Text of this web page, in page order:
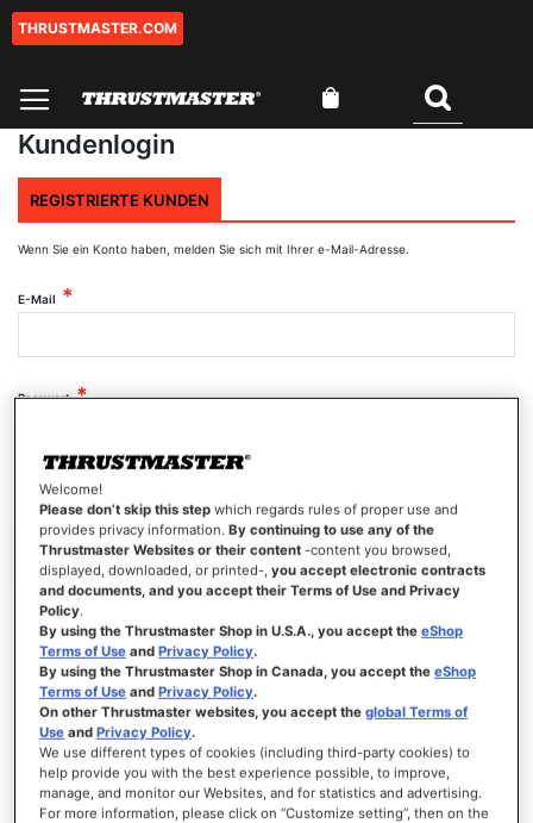
Zum
THRUSTMASTER.COM
Mein Warenkorb
Kundenlogin
REGISTRIERTE KUNDEN
Wenn Sie ein Konto haben, melden Sie sich mit Ihrer e-Mail-Adresse.
E-Mail
Passwort
Passwort anzeigen
ANMELDEN
Passwort vergessen?
NEUE KUNDEN
Welcome!
Please don’t skip this step which regards rules of proper use and
provides privacy information.By continuing to use any of the
Thrustmaster Websites or their content -content you browsed,
displayed, downloaded, or printed-,you accept electronic contracts
and documents, and you accept their Terms of Use and Privacy
Policy.
By using the Thrustmaster Shop in U.S.A., you accept theeShop
Terms of Use andPrivacy Policy.
By using the Thrustmaster Shop in Canada, you accept theeShop
Terms of Use andPrivacy Policy.
On other Thrustmaster websites, you accept theglobal Terms of
Use andPrivacy Policy.
We use different types of cookies (including third-party cookies) to
help provide you with the best experience possible, to improve,
manage, and monitor our Websites, and for statistics and advertising.
For more information, please click on “Customize setting”, then on the